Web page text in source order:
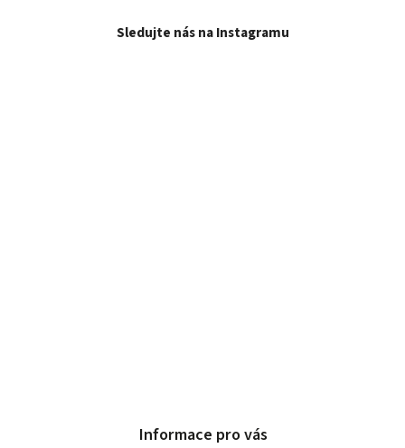
Sledujte nás na Instagramu
Informace pro vás